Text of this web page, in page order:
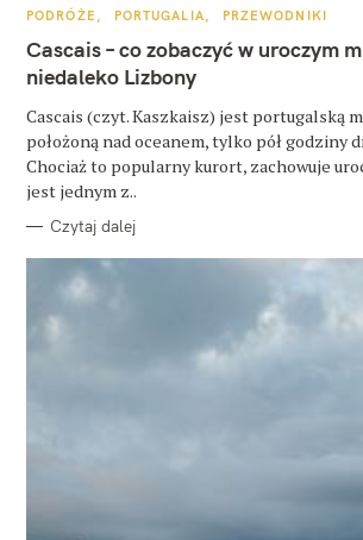
K
T
E
G
O
I
E
PODRÓŻE PORTUGALIA PRZEWODNIKI
Cascais – co zobaczyć w uroczym
niedaleko Lizbony
Cascais (czyt. Kaszkaisz) jest portugalską
położoną nad oceanem, tylko pół godziny
Chociaż to popularny kurort, zachowuje
jest jednym z..
Czytaj dalej
y
s
z
u
k
a
j
: